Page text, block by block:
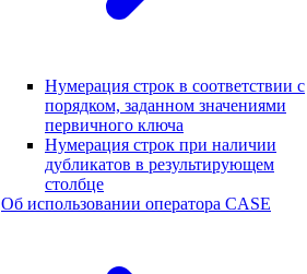
Нумерация строк в соответствии с
порядком, заданном значениями
первичного ключа
Нумерация строк при наличии
дубликатов в результирующем
столбце
Об использовании оператора CASE